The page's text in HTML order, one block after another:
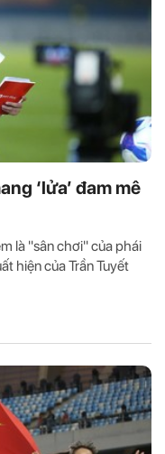
‘lửa’ đam mê
là "sân chơi" của phái
hiện của Trần Tuyết